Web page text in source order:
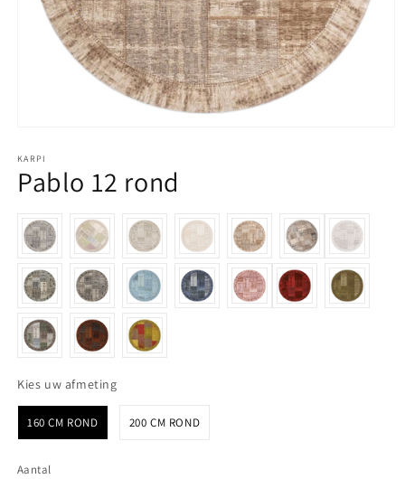
KARPI
Pablo 12 rond
Kies uw afmetingKies uw afmeting
160 CM ROND 200 CM ROND
Aantal